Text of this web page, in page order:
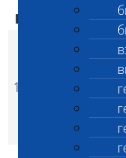
Код
1915
Взятие
коллектор с